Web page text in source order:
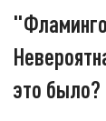
это было?